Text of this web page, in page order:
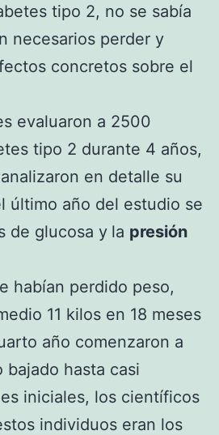
tipo 2, no se sabía
necesarios perder y
concretos sobre el
evaluaron a 2500
tipo 2 durante 4 años,
en detalle su
último año del estudio se
de glucosa y la presión
habían perdido peso,
11 kilos en 18 meses
año comenzaron a
bajado hasta casi
iniciales, los científicos
individuos eran los